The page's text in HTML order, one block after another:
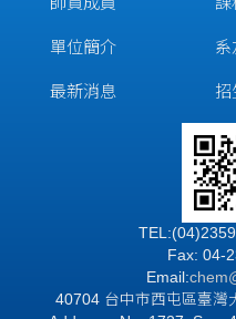
單位簡介
最新消息
系
招
Fax: 04-
Email:
40704 台中市西屯區臺灣